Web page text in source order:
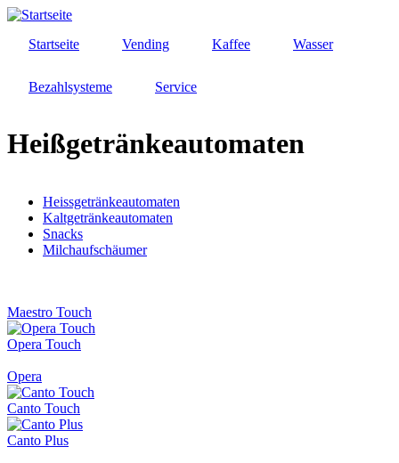
Direkt
InhaltStartseite Vending Kaffee Wasser
Bezahlsysteme Service
Heißgetränkeautomaten
Heissgetränkeautomaten
Kaltgetränkeautomaten
Snacks
Milchaufschäumer
Maestro Touch
Opera Touch
Opera
Canto Touch
Canto Plus